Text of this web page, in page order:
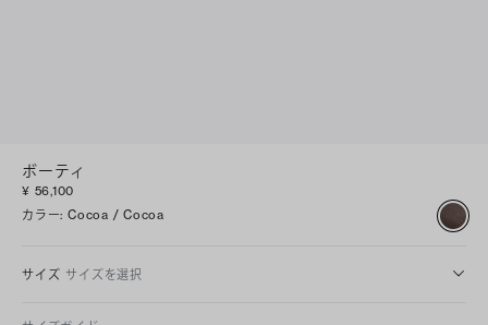
ボーティ
¥ 56,100
カラー: Cocoa / Cocoa
サイズ サイズを選択